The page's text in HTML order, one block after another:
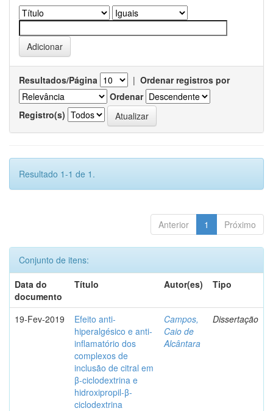
Resultados/Página | Ordenar registros por
Ordenar
Registro(s)
Resultado 1-1 de 1.
Anterior 1 Próximo
Conjunto de itens:
Data do
documento
Título Autor(es) Tipo
19-Fev-2019
Efeito anti-
hiperalgésico e anti-
inflamatório dos
complexos de
inclusão de citral em
β-ciclodextrina e
hidroxipropil-β-
ciclodextrina
Campos,
Caio de
Alcântara
Dissertação